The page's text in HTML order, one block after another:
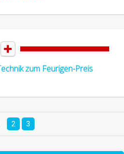

zum Feurigen-Preis
2 3